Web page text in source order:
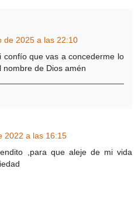
de 2025 a las 22:10
confío que vas a concederme lo
de Dios amén
2022 a las 16:15
,para que aleje de mi vida